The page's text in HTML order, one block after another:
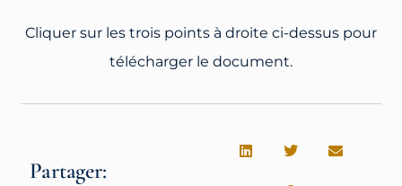
Cliquer sur les trois points à droite ci-dessus pour
télécharger le document.
Partager: